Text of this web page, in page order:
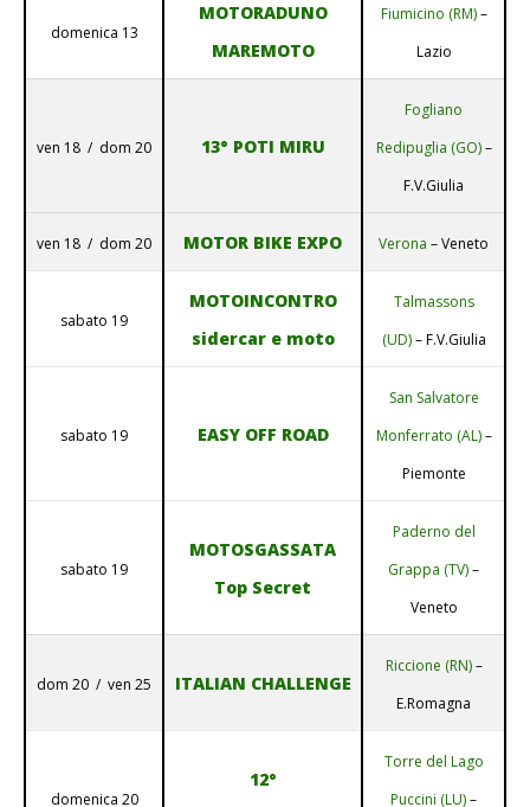
domenica 13
MOTORADUNO
MAREMOTO
Fiumicino (RM)–
Lazio
ven 18 / dom 20 13° POTI MIRU
Fogliano
Redipuglia (GO)–
F.V.Giulia
ven 18 / dom 20 MOTOR BIKE EXPO Verona – Veneto
sabato 19
MOTOINCONTRO
sidercar e moto
Talmassons
(UD)– F.V.Giulia
sabato 19 EASY OFF ROAD
San Salvatore
Monferrato (AL)–
Piemonte
sabato 19
MOTOSGASSATA
Top Secret
Paderno del
Grappa (TV)–
Veneto
dom 20 / ven 25 ITALIAN CHALLENGE
Riccione (RN)–
E.Romagna
domenica 20
12°
Torre del Lago
Puccini (LU)–